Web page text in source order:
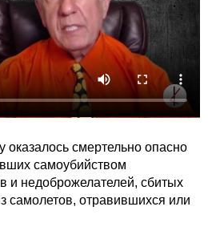
смертельно опасно
самоубийством
и недоброжелателей, сбитых
отравившихся или